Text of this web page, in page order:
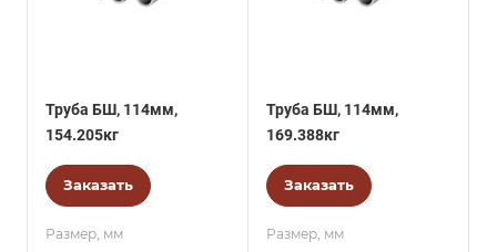
Труба БШ, 114мм,
154.205кг
Заказать
Размер, мм
Труба БШ, 114мм,
169.388кг
Заказать
Размер, мм